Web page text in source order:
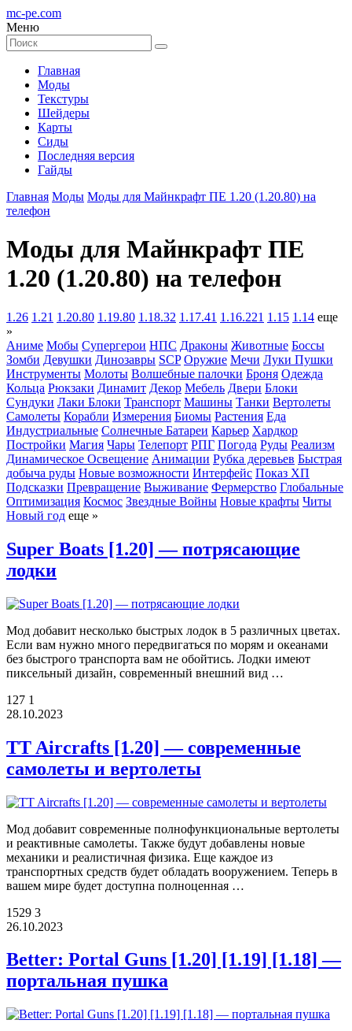
mc-pe.com
Меню
Главная
Моды
Текстуры
Шейдеры
Карты
Сиды
Последняя версия
Гайды
Главная Моды Моды для Майнкрафт ПЕ 1.20 (1.20.80) на
телефон
Моды для Майнкрафт ПЕ
1.20 (1.20.80) на телефон
1.26 1.21 1.20.80 1.19.80 1.18.32 1.17.41 1.16.221 1.15 1.14 еще
»
Аниме Мобы Супергерои НПС Драконы Животные Боссы
Зомби Девушки Динозавры SCP Оружие Мечи Луки Пушки
Инструменты Молоты Волшебные палочки Броня Одежда
Кольца Рюкзаки Динамит Декор Мебель Двери Блоки
Сундуки Лаки Блоки Транспорт Машины Танки Вертолеты
Самолеты Корабли Измерения Биомы Растения Еда
Индустриальные Солнечные Батареи Карьер Хардкор
Постройки Магия Чары Телепорт РПГ Погода Руды Реализм
Динамическое Освещение Анимации Рубка деревьев Быстрая
добыча руды Новые возможности Интерфейс Показ ХП
Подсказки Превращение Выживание Фермерство Глобальные
Оптимизация Космос Звездные Войны Новые крафты Читы
Новый год еще »
Super Boats [1.20] — потрясающие
лодки
Мод добавит несколько быстрых лодок в 5 различных цветах.
Если вам нужно много передвигаться по морям и океанами
без быстрого транспорта вам не обойтись. Лодки имеют
пиксельный дизайн, современный внешний вид …
127 1
28.10.2023
TT Aircrafts [1.20] — современные
самолеты и вертолеты
Мод добавит современные полнофункциональные вертолеты
и реактивные самолеты. Также будут добавлены новые
механики и реалистичная физика. Еще каждое из
транспортных средств будет обладать вооружением. Теперь в
вашем мире будет доступна полноценная …
1529 3
26.10.2023
Better: Portal Guns [1.20] [1.19] [1.18] —
портальная пушка